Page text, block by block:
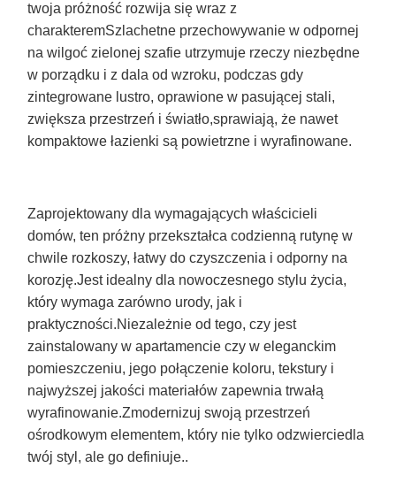
twoja próżność rozwija się wraz z
charakteremSzlachetne przechowywanie w odpornej
na wilgoć zielonej szafie utrzymuje rzeczy niezbędne
w porządku i z dala od wzroku, podczas gdy
zintegrowane lustro, oprawione w pasującej stali,
zwiększa przestrzeń i światło,sprawiają, że nawet
kompaktowe łazienki są powietrzne i wyrafinowane.
Zaprojektowany dla wymagających właścicieli
domów, ten próżny przekształca codzienną rutynę w
chwile rozkoszy, łatwy do czyszczenia i odporny na
korozję.Jest idealny dla nowoczesnego stylu życia,
który wymaga zarówno urody, jak i
praktyczności.Niezależnie od tego, czy jest
zainstalowany w apartamencie czy w eleganckim
pomieszczeniu, jego połączenie koloru, tekstury i
najwyższej jakości materiałów zapewnia trwałą
wyrafinowanie.Zmodernizuj swoją przestrzeń
ośrodkowym elementem, który nie tylko odzwierciedla
twój styl, ale go definiuje..